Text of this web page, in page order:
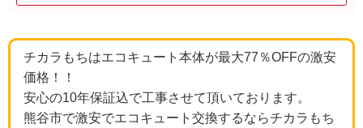
チカラもちはエコキュート本体が最大77％OFFの激安
価格！！
安心の10年保証込で工事させて頂いております。
熊谷市で激安でエコキュート交換するならチカラもち